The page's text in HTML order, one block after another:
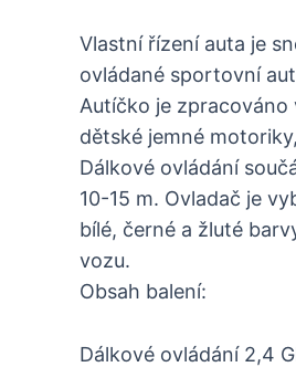
Vlastní řízení auta je
ovládané sportovní
Autíčko je zpracováno
dětské jemné
Dálkové ovládání
10-15 m. Ovladač je
bílé, černé a žluté
vozu.
Obsah balení:
Dálkové ovládání 2,4